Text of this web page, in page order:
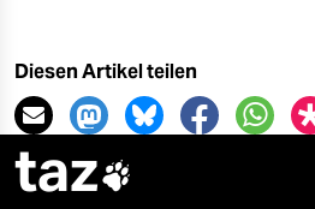
Diesen Artikel teilen
taz